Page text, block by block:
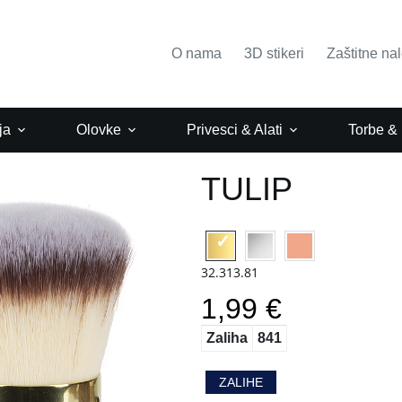
O nama
3D stikeri Zaštitne
Olovke Privesci & Alati Torbe &
TULIP
32.313.81
1,99 €
Zaliha 841
ZALIHE